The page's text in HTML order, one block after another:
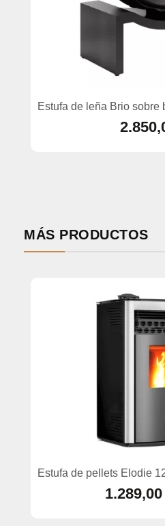
Estufa de leña Brio sobre
MÁS PRODUCTOS
Estufa de pellets Elodie